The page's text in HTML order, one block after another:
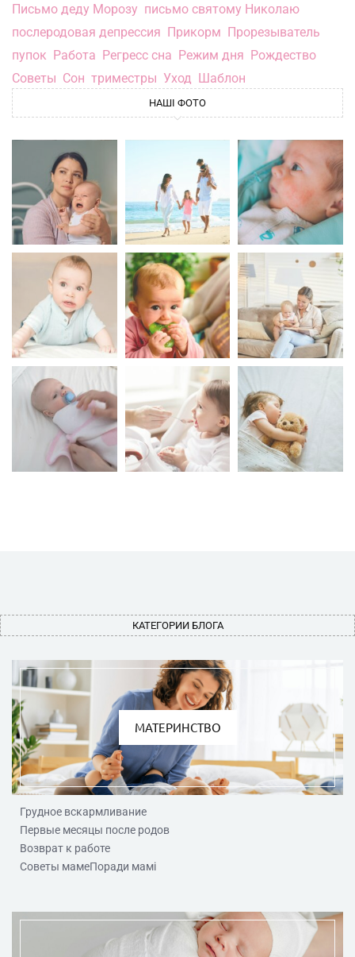
Письмо деду Морозу письмо святому Николаю
послеродовая депрессия Прикорм Прорезыватель
пупок Работа Регресс сна Режим дня Рождество
Советы Сон триместры Уход Шаблон
НАШІ ФОТО
КАТЕГОРИИ БЛОГА
МАТЕРИНСТВО
Грудное вскармливание
Первые месяцы после родов
Возврат к работе
Советы мамеПоради мамі